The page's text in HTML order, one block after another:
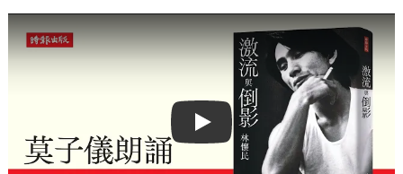
Play video